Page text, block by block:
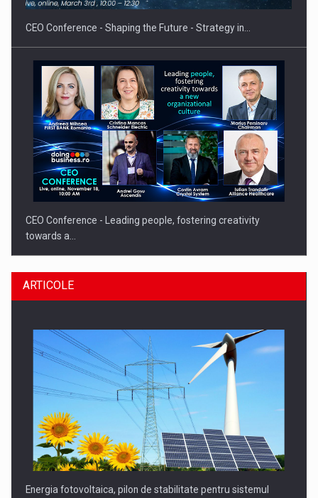
CEO Conference - Shaping the Future - Strategy in…
CEO Conference - Leading people, fostering creativity
towards a…
CEO Conference - Shaping The Future - Technology and…
ARTICOLE
Energia fotovoltaica, pilon de stabilitate pentru sistemul